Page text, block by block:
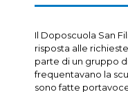
Il Doposcuola San
risposta alle
parte di un gruppo
frequentavano la
sono fatte